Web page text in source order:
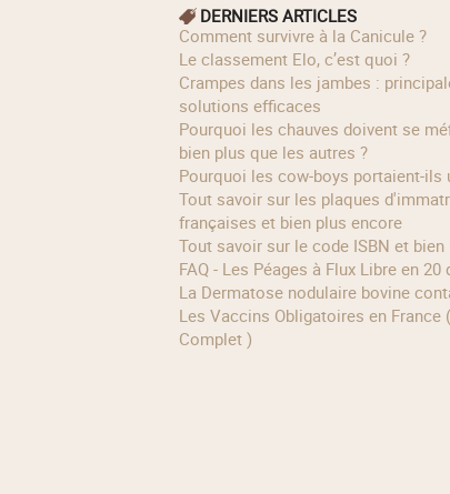
DERNIERS ARTICLES
Comment survivre à la Canicule ?
Le classement Elo, c’est quoi ?
Crampes dans les jambes : principales causes et
solutions efficaces
Pourquoi les chauves doivent se méfier du soleil
bien plus que les autres ?
Pourquoi les cow‑boys portaient‑ils
Tout savoir sur les plaques d'immatriculation
françaises et bien plus encore
Tout savoir sur le code ISBN et
FAQ - Les Péages à Flux Libre en
La Dermatose nodulaire bovine
Les Vaccins Obligatoires en France ( le Guide
Complet )